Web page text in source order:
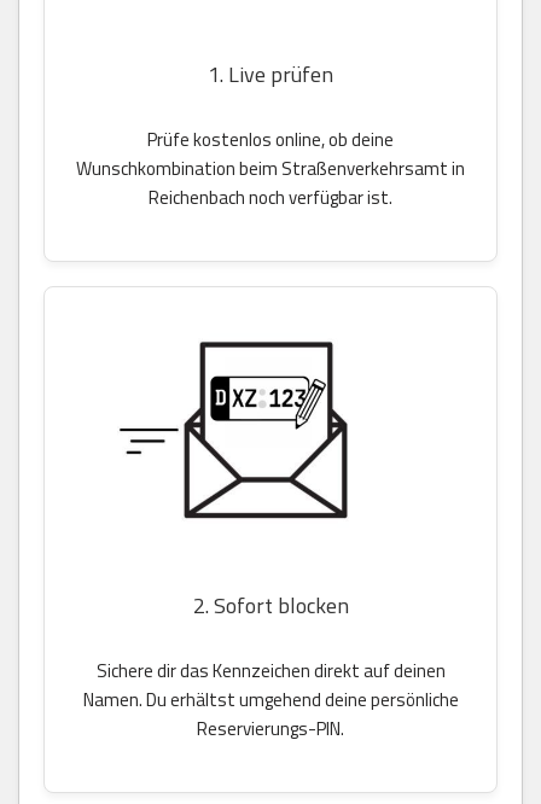
1. Live prüfen
Prüfe kostenlos online, ob deine
Wunschkombination beim Straßenverkehrsamt in
Reichenbach noch verfügbar ist.
2. Sofort blocken
Sichere dir das Kennzeichen direkt auf deinen
Namen. Du erhältst umgehend deine persönliche
Reservierungs-PIN.